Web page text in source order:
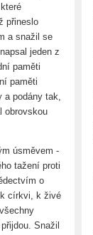
přineslo
a snažil se
jeden z
paměti
paměti
podány tak,
obrovskou
úsměvem -
tažení proti
o
k církvi, k živé
Snažil